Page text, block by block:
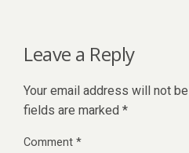
Leave a Reply
Your email address will not
fields are marked *
Comment*